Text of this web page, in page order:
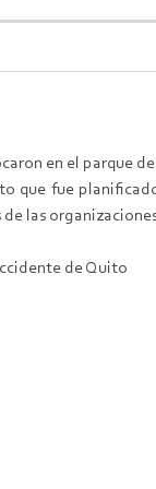
en el parque
que fue
las
de Quito